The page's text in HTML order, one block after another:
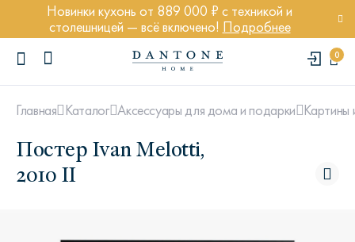
Новинки кухонь от 889 000 ₽ с техникой и
столешницей — всё включено! Подробнее
0
Главная Каталог Аксессуары для дома и подарки Картины
Постер Ivan Melotti,
2010 II